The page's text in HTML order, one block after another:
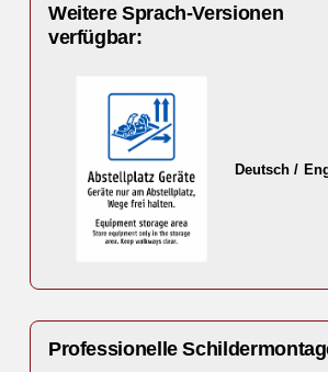
Weitere Sprach-Versionen
verfügbar:
Deutsch /
Professionelle